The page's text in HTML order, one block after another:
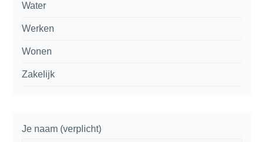
Water
Werken
Wonen
Zakelijk
Je naam (verplicht)